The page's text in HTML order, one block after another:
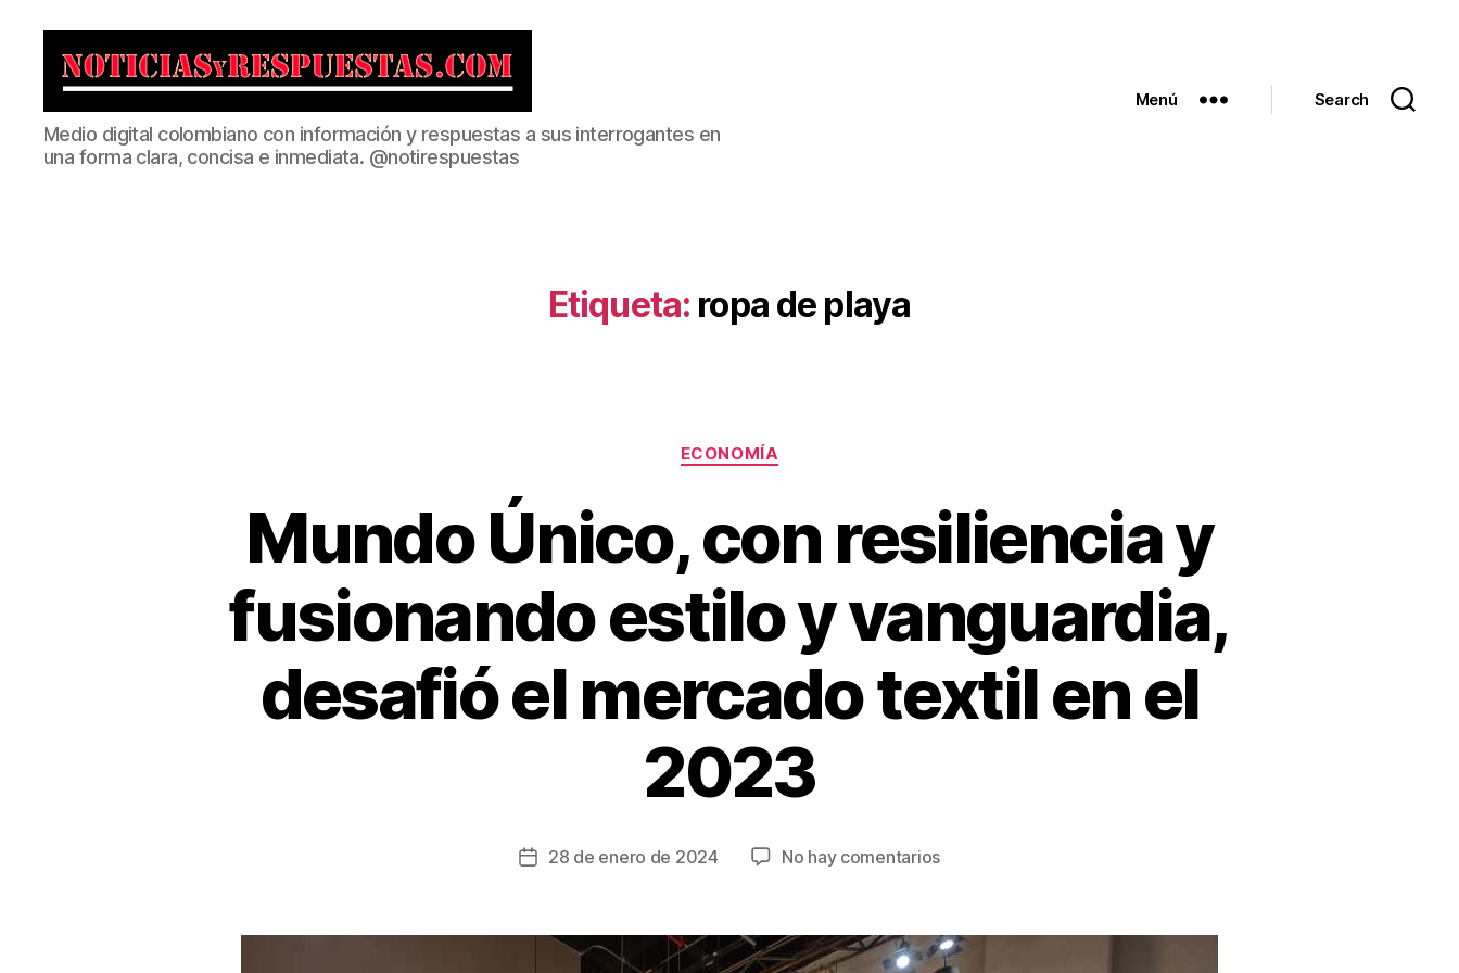
Noticias
y
Respuestas
Medio digital colombiano con información y respuestas a sus interrogantes en
una forma clara, concisa e inmediata. @notirespuestas
Menú Search
Etiqueta: ropa de playa
Categorías
ECONOMÍA
Mundo Único, con resiliencia y
fusionando estilo y vanguardia,
desafió el mercado textil en el
2023
Fecha
entrada
28 de enero de 2024 No hay comentariosen
con
resiliencia